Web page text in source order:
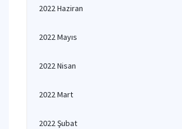
2022 Haziran
2022 Mayıs
2022 Nisan
2022 Mart
2022 Şubat